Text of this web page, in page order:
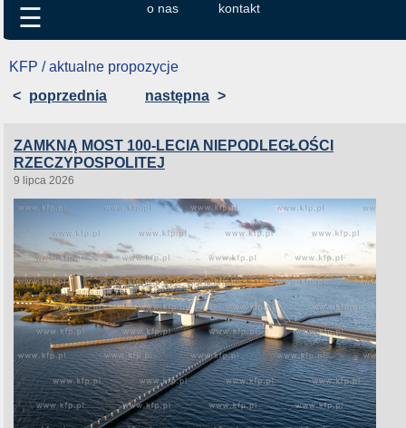
o nas kontakt
☰
KFP / aktualne propozycje
< poprzednia następna >
ZAMKNĄ MOST 100-LECIA NIEPODLEGŁOŚCI
RZECZYPOSPOLITEJ
9 lipca 2026